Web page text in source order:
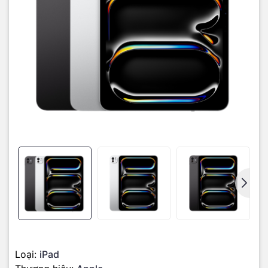
Loại: iPad
Sự kết hợp giữa những công nghệ hiển thị độc quyền của Apple
như True Tone và ProMotion giúp màn hình iPad Pro M4 diễn đạt
các khuôn hình với trải nghiệm thị giác rất dễ chịu, thân thiện và
Chế Độ Tham Chiếusẽ đáp ứng những đòi hỏi khắt khe
nhất về màu sắc của người làm công việc đặc thù như thiết kế, đồ